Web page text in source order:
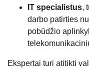
IT specialistus,
darbo patirties
pobūdžio
Ekspertai turi atitikti